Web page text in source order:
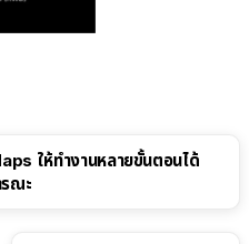
ให้ทำงานหลายขั้นตอนได้
รณะ